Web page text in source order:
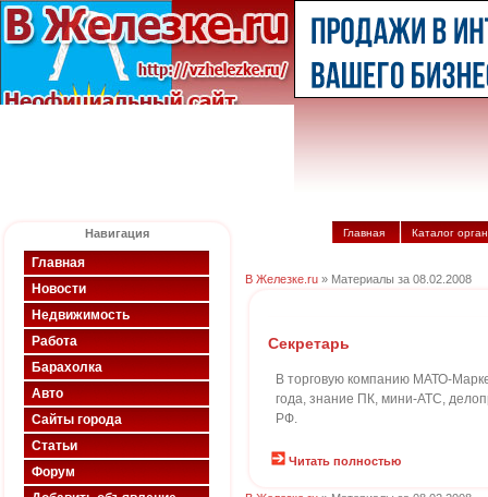
Навигация
Главная
Новости
Недвижимость
Работа
Барахолка
Авто
Сайты города
Статьи
Форум
Главная Каталог
В Железке.ru » Материалы за 08.02.2008
Секретарь
В торговую компанию МАТО-
года, знание ПК, мини-АТС,
РФ.
Читать полностью